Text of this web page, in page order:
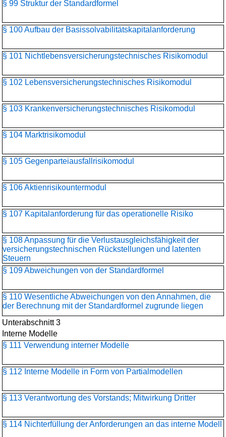
§ 99 Struktur der Standardformel
§ 100 Aufbau der Basissolvabilitätskapital­anforderung
§ 101 Nichtlebensversicherungs­technisches Risikomodul
§ 102 Lebensversicherungs­technisches Risikomodul
§ 103 Krankenversicherungs­technisches Risikomodul
§ 104 Marktrisikomodul
§ 105 Gegenparteiausfallrisikomodul
§ 106 Aktienrisikountermodul
§ 107 Kapitalanforderung für das operationelle Risiko
§ 108 Anpassung für die Verlustausgleichsfähigkeit der
versicherungstechnischen Rückstellungen und latenten
Steuern
§ 109 Abweichungen von der Standardformel
§ 110 Wesentliche Abweichungen von den Annahmen, die
der Berechnung mit der Standardformel zugrunde liegen
Unterabschnitt 3
Interne Modelle
§ 111 Verwendung interner Modelle
§ 112 Interne Modelle in Form von Partialmodellen
§ 113 Verantwortung des Vorstands; Mitwirkung Dritter
§ 114 Nichterfüllung der Anforderungen an das interne Modell